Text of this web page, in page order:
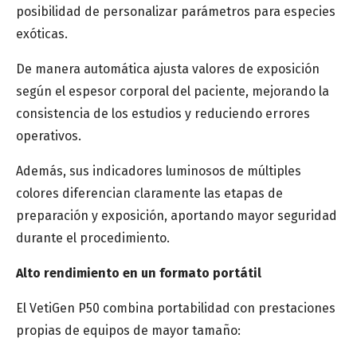
posibilidad de personalizar parámetros para especies
exóticas.
De manera automática ajusta valores de exposición
según el espesor corporal del paciente, mejorando la
consistencia de los estudios y reduciendo errores
operativos.
Además, sus indicadores luminosos de múltiples
colores diferencian claramente las etapas de
preparación y exposición, aportando mayor seguridad
durante el procedimiento.
Alto rendimiento en un formato portátil
El VetiGen P50 combina portabilidad con prestaciones
propias de equipos de mayor tamaño: